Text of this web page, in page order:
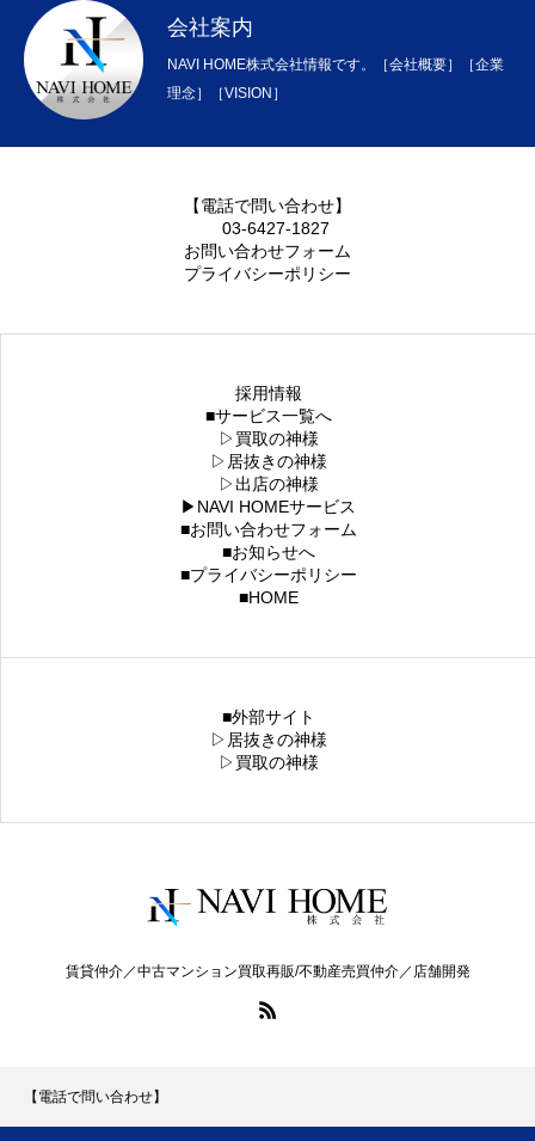
会社案内
NAVI HOME株式会社情報です。［会社概要］［企業
理念］［VISION］
【電話で問い合わせ】
03-6427-1827
お問い合わせフォーム
プライバシーポリシー
採用情報
■サービス一覧へ
▷買取の神様
▷居抜きの神様
▷出店の神様
▶NAVI HOMEサービス
■お問い合わせフォーム
■お知らせへ
■プライバシーポリシー
■HOME
■外部サイト
▷居抜きの神様
▷買取の神様
賃貸仲介／中古マンション買取再販/不動産売買仲介／店舗開発
【電話で問い合わせ】